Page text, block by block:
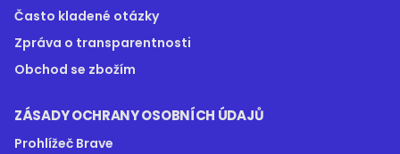
Často kladené otázky
Zpráva o transparentnosti
Obchod se zbožím
ZÁSADY OCHRANY OSOBNÍCH ÚDAJŮ
Prohlížeč Brave